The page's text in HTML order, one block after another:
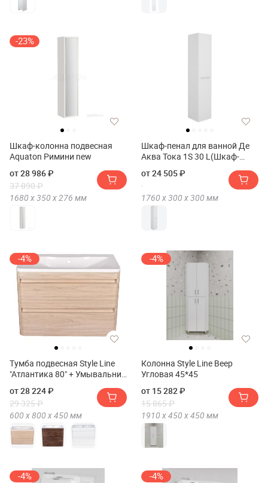
-23%
Шкаф-колонна подвесная
Aquaton Римини new
от 28 986 ₽
37 890 ₽
1680 х350 х276 мм
Шкаф-пенал для ванной Де
Аква Тока 1S 30 L(Шкаф-
Тока 1S 30 L)
от 24 505 ₽
1760 х300 х300 мм
-4%
Тумба подвесная Style Line
"Атлантика 80" + Умывальник
от 28 224 ₽
29 325 ₽
600 х800 х450 мм
-4%
Колонна Style Line Веер
Угловая 45*45
от 15 282 ₽
15 865 ₽
1910 х450 х450 мм
-4% -4%